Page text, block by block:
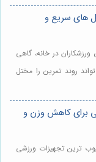
های سریع و
در خانه، گاهی
روند تمرین را مختل
برای کاهش وزن و
ترین تجهیزات ورزشی